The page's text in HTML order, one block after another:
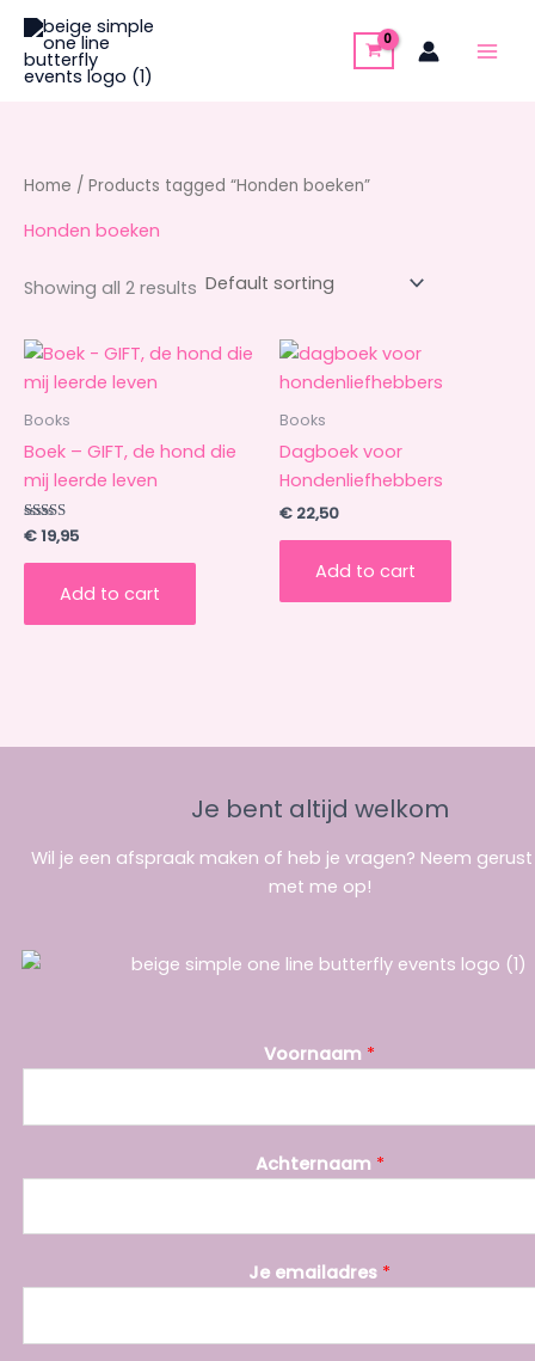
Skip
content
Home / Products tagged “Honden boeken”
Honden boeken
Showing all 2 results
Books
Boek – GIFT, de hond die
mij leerde leven
Rated
out of 5
€19,95
Add to cart
Books
Dagboek voor
Hondenliefhebbers
€ 22,50
Add to cart
Je bent altijd welkom
Wil je een afspraak maken of heb je vragen? Neem
met me op!
Voornaam *
Achternaam *
e
m
i
Je emailadres *